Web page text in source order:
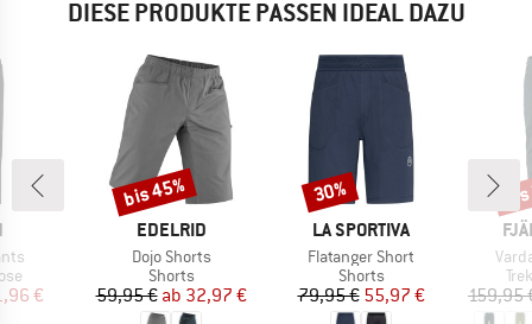
DIESE PRODUKTE PASSEN IDEAL DAZU
Preis
€
MARKE
EDELRID
Artikel
Dojo Shorts
Produktgruppe
Shorts
Preis
59,95 € reduzierter Preis
ab 32,97 €
Rabatt
bis 45%
MARKE
LA SPORTIVA
Artikel
Flatanger Short
Produktgruppe
Shorts
Preis
79,95 €reduzierter Preis
55,97 €
Rabatt
30%
159,95